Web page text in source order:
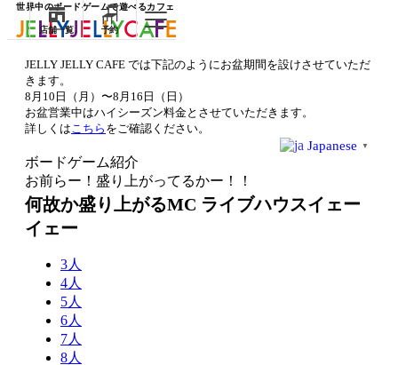
世界中のボードゲームで遊べるカフェ
店舗一覧 予約
JELLY JELLY CAFE では下記のようにお盆期間を設けさせていただ
きます。
8月10日（月）〜8月16日（日）
お盆営業中はハイシーズン料金とさせていただきます。
詳しくはこちら をご確認ください。
Japanese ▼
ボードゲーム紹介
お前らー！盛り上がってるかー！！
何故か盛り上がるMC ライブハウスイェー
イェー
3人
4人
5人
6人
7人
8人